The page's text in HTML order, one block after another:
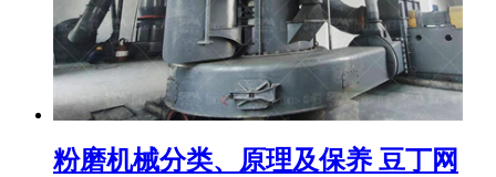
粉磨机械分类、原理及保养 豆丁网